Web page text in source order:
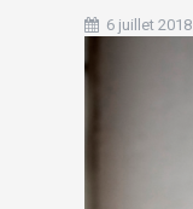
6 juillet 2018